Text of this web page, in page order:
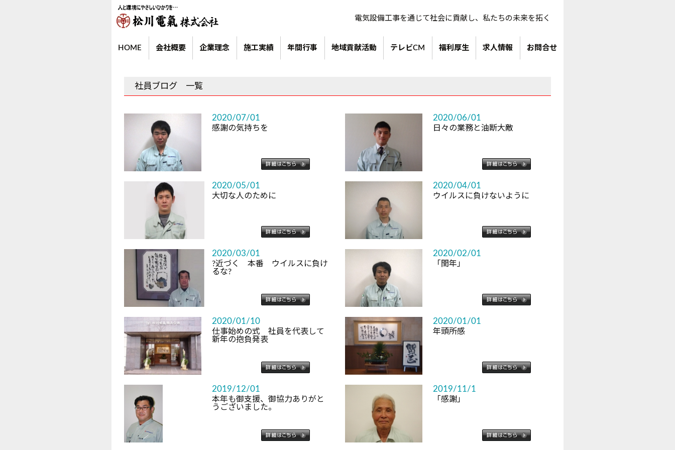
電気設備工事を通じて社会に貢献し、私たちの未来を拓く
HOME 会社概要 企業理念 施工実績 年間行事 地域貢献活動 テレビCM 福利厚生 求人情報 お問合せ
社員ブログ 一覧
2020/07/01
感謝の気持ちを
2020/06/01
日々の業務と油断大敵
2020/05/01
大切な人のために
2020/04/01
ウイルスに負けないように
2020/03/01
?近づく 本番 ウイルスに負け
るな?
2020/02/01
「閏年」
2020/01/10
仕事始めの式 社員を代表して
新年の抱負発表
2020/01/01
年頭所感
2019/12/01
本年も御支援、御協力ありがと
うございました。
2019/11/1
「感謝」